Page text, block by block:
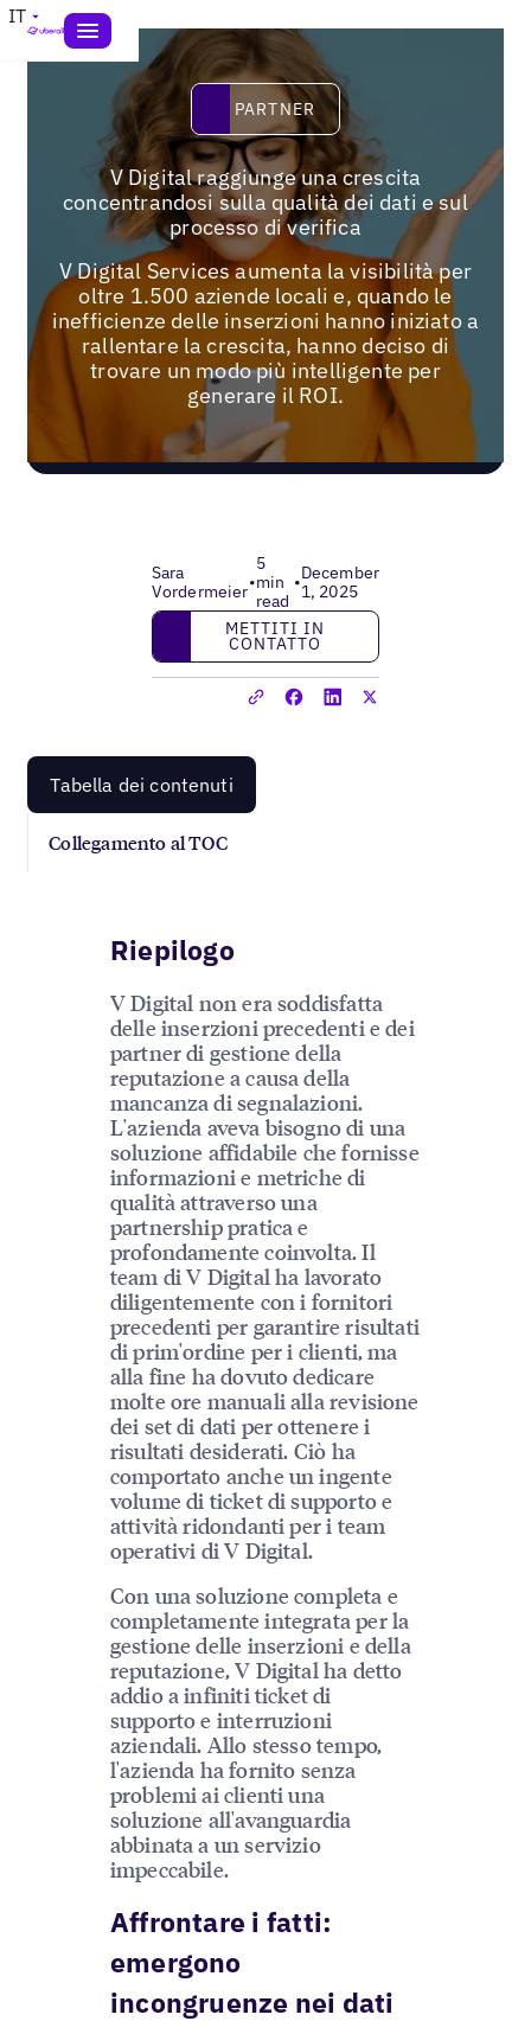
IT
Partner
PARTNER
V Digital raggiunge una crescita
concentrandosi sulla qualità dei dati e sul
processo di verifica
V Digital Services aumenta la visibilità per
oltre 1.500 aziende locali e, quando le
inefficienze delle inserzioni hanno iniziato a
rallentare la crescita, hanno deciso di
trovare un modo più intelligente per
generare il ROI.
Sara
Vordermeier•
5
min
read
•December
1, 2025
Mettiti in contatto
METTITI IN
CONTATTO
Tabella dei contenuti
Collegamento al TOC
Riepilogo
V Digital non era soddisfatta
delle inserzioni precedenti e dei
partner di gestione della
reputazione a causa della
mancanza di segnalazioni.
L'azienda aveva bisogno di una
soluzione affidabile che fornisse
informazioni e metriche di
qualità attraverso una
partnership pratica e
profondamente coinvolta. Il
team di V Digital ha lavorato
diligentemente con i fornitori
precedenti per garantire risultati
di prim'ordine per i clienti, ma
alla fine ha dovuto dedicare
molte ore manuali alla revisione
dei set di dati per ottenere i
risultati desiderati. Ciò ha
comportato anche un ingente
volume di ticket di supporto e
attività ridondanti per i team
operativi di V Digital.
Con una soluzione completa e
completamente integrata per la
gestione delle inserzioni e della
reputazione, V Digital ha detto
addio a infiniti ticket di
supporto e interruzioni
aziendali. Allo stesso tempo,
l'azienda ha fornito senza
problemi ai clienti una
soluzione all'avanguardia
abbinata a un servizio
impeccabile.
Affrontare i fatti:
emergono
incongruenze nei dati